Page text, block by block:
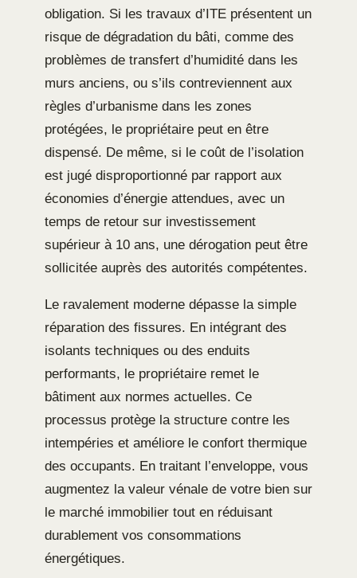
obligation. Si les travaux d’ITE présentent un
risque de dégradation du bâti, comme des
problèmes de transfert d’humidité dans les
murs anciens, ou s’ils contreviennent aux
règles d’urbanisme dans les zones
protégées, le propriétaire peut en être
dispensé. De même, si le coût de l’isolation
est jugé disproportionné par rapport aux
économies d’énergie attendues, avec un
temps de retour sur investissement
supérieur à 10 ans, une dérogation peut être
sollicitée auprès des autorités compétentes.
Le ravalement moderne dépasse la simple
réparation des fissures. En intégrant des
isolants techniques ou des enduits
performants, le propriétaire remet le
bâtiment aux normes actuelles. Ce
processus protège la structure contre les
intempéries et améliore le confort thermique
des occupants. En traitant l’enveloppe, vous
augmentez la valeur vénale de votre bien sur
le marché immobilier tout en réduisant
durablement vos consommations
énergétiques.